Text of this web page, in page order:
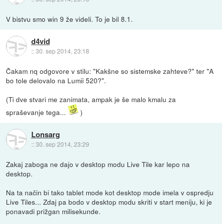
V bistvu smo win 9 že videli. To je bil 8.1.
d4vid
::30. sep 2014, 23:18
Čakam nq odgovore v stilu: "Kakšne so sistemske zahteve?" ter "A
bo tole delovalo na Lumii 520?".
(Ti dve stvari me zanimata, ampak je še malo kmalu za
spraševanje tega...
)
Lonsarg
::30. sep 2014, 23:29
Zakaj zaboga ne dajo v desktop modu Live Tile kar lepo na
desktop.
Na ta način bi tako tablet mode kot desktop mode imela v ospredju
Live Tiles... Zdaj pa bodo v desktop modu skriti v start meniju, ki je
ponavadi prižgan milisekunde.